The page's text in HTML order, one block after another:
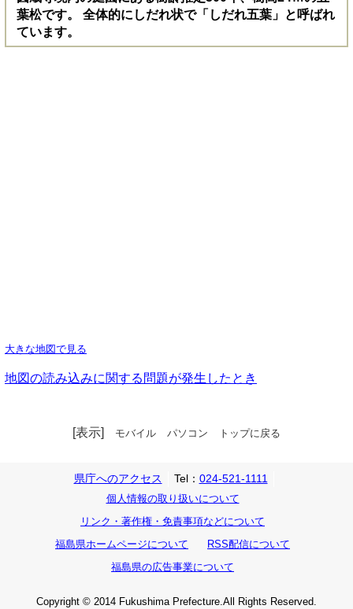
葉松です。 全体的にしだれ状で「しだれ五葉」と呼ばれ
ています。
大きな地図で見る
地図の読み込みに関する問題が発生したとき
[表示] モバイル パソコン トップに戻る
県庁へのアクセス Tel： 024-521-1111
個人情報の取り扱いについて
リンク・著作権・免責事項などについて
福島県ホームページについて
RSS配信について
福島県の広告事業について
Copyright © 2014 Fukushima Prefecture.All Rights Reserved.